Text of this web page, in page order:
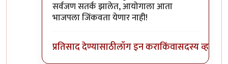
सर्वजण सतर्क झालेत, आयोगाला आता
भाजपला जिंकवता येणार नाही!
प्रतिसाद देण्यासाठीलॉग इन कराकिंवासदस्य व्हा